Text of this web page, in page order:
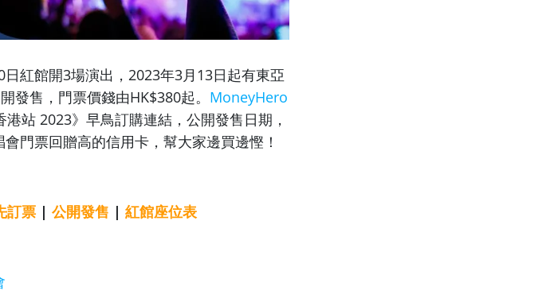
紅館開3場演出，2023年3月13日起有東亞
發售，門票價錢由HK$380起。 MoneyHero
站 2023》早鳥訂購連結，公開發售日期，
門票回贈高的信用卡，幫大家邊買邊慳！
訂票 | 公開發售 | 紅館座位表